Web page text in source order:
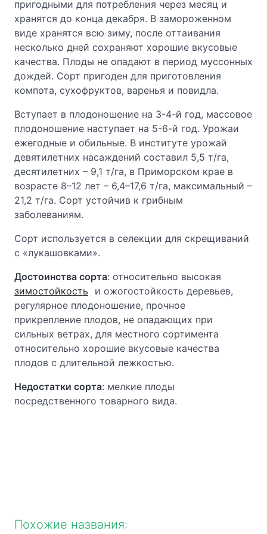
пригодными для потребления через месяц и
хранятся до конца декабря. В замороженном
виде хранятся всю зиму, после оттаивания
несколько дней сохраняют хорошие вкусовые
качества. Плоды не опадают в период муссонных
дождей. Сорт пригоден для приготовления
компота, сухофруктов, варенья и повидла.
Вступает в плодоношение на 3-4-й год, массовое
плодоношение наступает на 5-6-й год. Урожаи
ежегодные и обильные. В институте урожай
девятилетних насаждений составил 5,5 т/га,
десятилетних – 9,1 т/га, в Приморском крае в
возрасте 8–12 лет – 6,4–17,6 т/га, максимальный –
21,2 т/га. Сорт устойчив к грибным
заболеваниям.
Сорт используется в селекции для скрещиваний
с «лукашовками».
Достоинства сорта: относительно высокая
зимостойкость
и ожогостойкость деревьев,
регулярное плодоношение, прочное
прикрепление плодов, не опадающих при
сильных ветрах, для местного сортимента
относительно хорошие вкусовые качества
плодов с длительной лежкостью.
Недостатки сорта: мелкие плоды
посредственного товарного вида.
Похожие названия: